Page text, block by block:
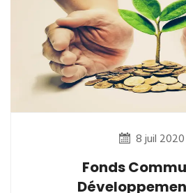
8 juil 2020
Fonds